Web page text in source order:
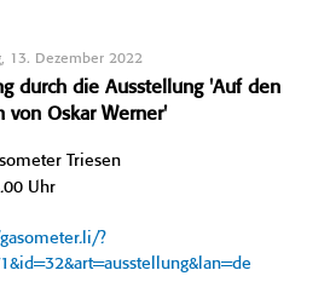
13. Dezember 2022
durch die Ausstellung 'Auf den
von Oskar Werner'
Triesen
Uhr
?